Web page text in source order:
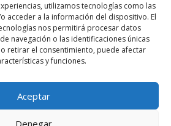
utilizamos tecnologías como las
acceder a la información del dispositivo. El
nos permitirá procesar datos
navegación o las identificaciones únicas
retirar el consentimiento, puede afectar
y funciones.
Aceptar
Denegar
09:00
recientes